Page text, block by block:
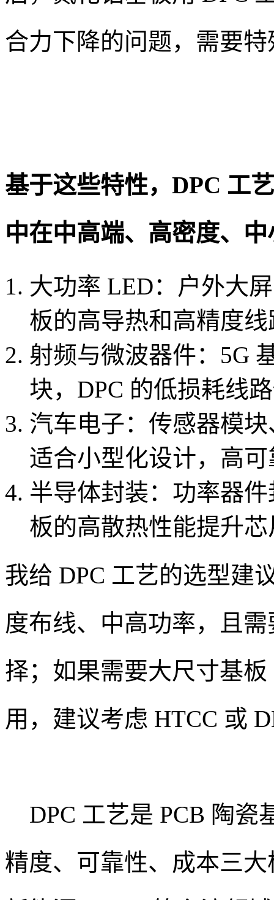
合力下降的问题，需要
基于这些特性，DPC 工
中在中高端、高密度、
大功率 LED：户外大
板的高导热和高精度
射频与微波器件：5G
块，DPC 的低损耗线
汽车电子：传感器模
适合小型化设计，高
半导体封装：功率器
板的高散热性能提升
我给 DPC 工艺的选型建
度布线、中高功率，且
择；如果需要大尺寸基
用，建议考虑 HTCC 或
DPC 工艺是 PCB 陶瓷
精度、可靠性、成本三